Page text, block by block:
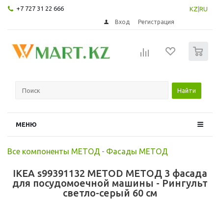
+7 727 31 22 666 KZ RU
Вход Регистрация
Найти
МЕНЮ
Все компоненты МЕТОД - Фасады МЕТОД
IKEA s99391132 METOD МЕТОД 3 фасада
для посудомоечной машины - Рингульт
светло-серый 60 см